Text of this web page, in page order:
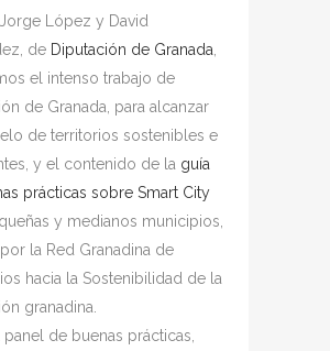
López y David
de Diputación de Granada
el intenso trabajo de
de Granada, para alcanzar
de territorios sostenibles e
y el contenido de la guía
prácticas sobre Smart City
y medianos municipios,
la Red Granadina de
hacia la Sostenibilidad de la
granadina.
panel de buenas prácticas,